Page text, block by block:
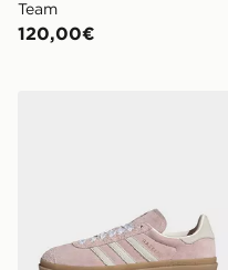
Team
120,00€